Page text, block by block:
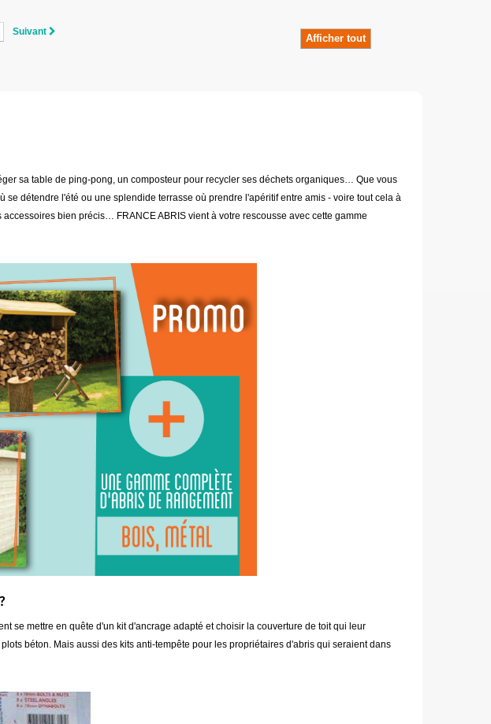
Afficher tout
Suivant
sa table de ping-pong, un composteur pour recycler ses déchets organiques… Que vous
détendre l'été ou une splendide terrasse où prendre l'apéritif entre amis - voire tout cela à
bien précis… FRANCE ABRIS vient à votre rescousse avec cette gamme
se mettre en quête d'un kit d'ancrage adapté et choisir la couverture de toit qui leur
béton. Mais aussi des kits anti-tempête pour les propriétaires d'abris qui seraient dans